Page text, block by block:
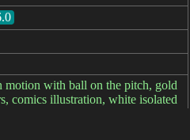
motion with ball on the pitch, gold
comics illustration, white isolated